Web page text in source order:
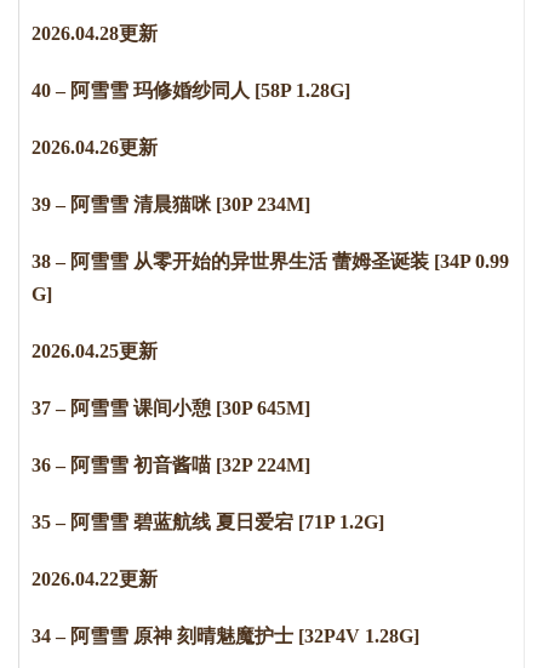
2026.04.28更新
40 – 阿雪雪 玛修婚纱同人 [58P 1.28G]
2026.04.26更新
39 – 阿雪雪 清晨猫咪 [30P 234M]
38 – 阿雪雪 从零开始的异世界生活 蕾姆圣诞装 [34P 0.99
G]
2026.04.25更新
37 – 阿雪雪 课间小憩 [30P 645M]
36 – 阿雪雪 初音酱喵 [32P 224M]
35 – 阿雪雪 碧蓝航线 夏日爱宕 [71P 1.2G]
2026.04.22更新
34 – 阿雪雪 原神 刻晴魅魔护士 [32P4V 1.28G]